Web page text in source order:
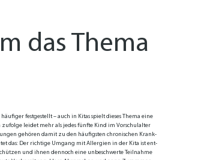
das Thema
fest­ge­stellt – auch in Ki­tas spielt die­ses The­ma ei­ne
lei­det mehr als je­des fünf­te Kind im Vor­schul­al­ter
ge­hö­ren da­mit zu den häu­figs­ten chro­ni­schen Krank­
das: Der rich­ti­ge Um­gang mit Al­ler­gien in der Ki­ta ist ent­
und ih­nen den­noch ei­ne un­be­schwer­te Teil­nah­me